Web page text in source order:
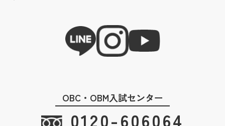
OBC・OBM入試センター
0120-606064